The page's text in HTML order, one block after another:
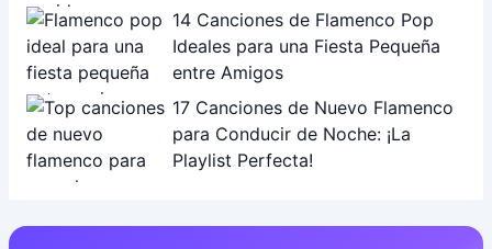
14 Canciones de Flamenco Pop
Ideales para una Fiesta Pequeña
entre Amigos
17 Canciones de Nuevo Flamenco
para Conducir de Noche: ¡La
Playlist Perfecta!